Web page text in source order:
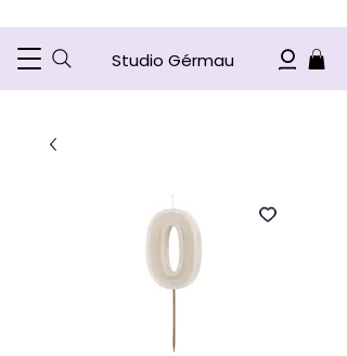
Studio Gérmau